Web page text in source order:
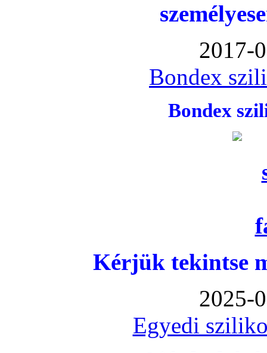
2017-
Bondex
Bondex
Kérjük tekintse
2025-
Egyedi